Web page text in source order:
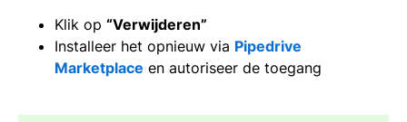
Klik op “Verwijderen”
Installeer het opnieuw via Pipedrive
Marketplace en autoriseer de toegang